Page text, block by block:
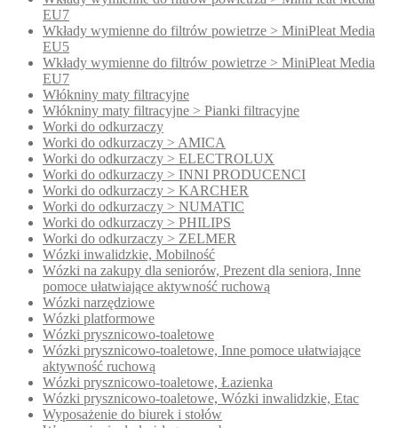
EU7
Wkłady wymienne do filtrów powietrze > MiniPleat Media
EU5
Wkłady wymienne do filtrów powietrze > MiniPleat Media
EU7
Włókniny maty filtracyjne
Włókniny maty filtracyjne > Pianki filtracyjne
Worki do odkurzaczy
Worki do odkurzaczy > AMICA
Worki do odkurzaczy > ELECTROLUX
Worki do odkurzaczy > INNI PRODUCENCI
Worki do odkurzaczy > KARCHER
Worki do odkurzaczy > NUMATIC
Worki do odkurzaczy > PHILIPS
Worki do odkurzaczy > ZELMER
Wózki inwalidzkie, Mobilność
Wózki na zakupy dla seniorów, Prezent dla seniora, Inne
pomoce ułatwiające aktywność ruchową
Wózki narzędziowe
Wózki platformowe
Wózki prysznicowo-toaletowe
Wózki prysznicowo-toaletowe, Inne pomoce ułatwiające
aktywność ruchową
Wózki prysznicowo-toaletowe, Łazienka
Wózki prysznicowo-toaletowe, Wózki inwalidzkie, Etac
Wyposażenie do biurek i stołów